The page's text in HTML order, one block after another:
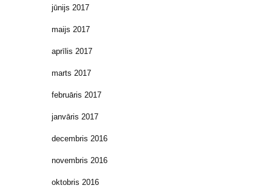
jūnijs 2017
maijs 2017
aprīlis 2017
marts 2017
februāris 2017
janvāris 2017
decembris 2016
novembris 2016
oktobris 2016